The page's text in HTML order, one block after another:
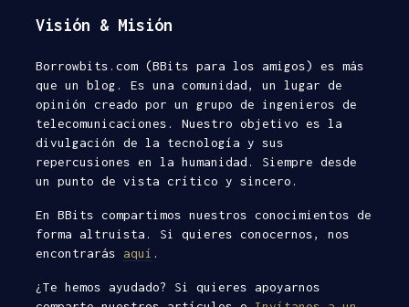
Visión & Misión
Borrowbits.com (BBits para los amigos) es más
que un blog. Es una comunidad, un lugar de
opinión creado por un grupo de ingenieros de
telecomunicaciones. Nuestro objetivo es la
divulgación de la tecnología y sus
repercusiones en la humanidad. Siempre desde
un punto de vista crítico y sincero.
En BBits compartimos nuestros conocimientos de
forma altruista. Si quieres conocernos, nos
encontrarás aquí .
¿Te hemos ayudado? Si quieres apoyarnos